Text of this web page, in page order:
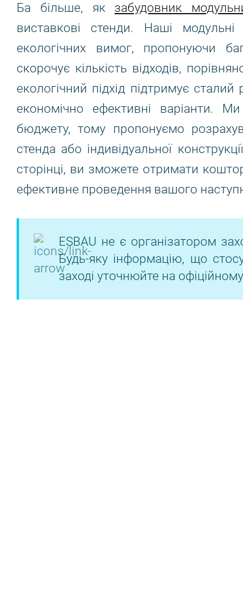
Ба більше, як забудовник
виставкові стенди. Наші
екологічних вимог, пропонуючи
скорочує кількість відходів,
екологічний підхід підтримує
економічно ефективні варіанти.
бюджету, тому пропонуємо
стенда або індивідуальної
сторінці, ви зможете отримати
ефективне проведення вашого
ESBAU не є організатором
Будь-яку інформацію, що
заході уточнюйте на